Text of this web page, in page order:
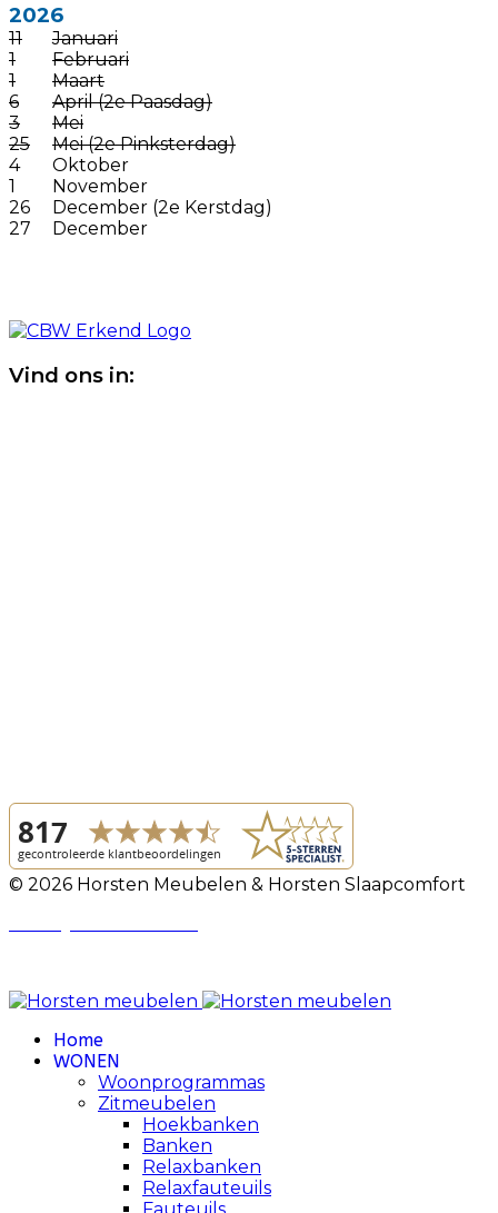
2026
11
Januari
1
Februari
1
Maart
6
April (2e Paasdag)
3
Mei
25
Mei (2e Pinksterdag)
4
Oktober
1
November
26
December (2e Kerstdag)
27
December
Vind ons in:
© 2026 Horsten Meubelen & Horsten Slaapcomfort
Home
WONEN
Woonprogrammas
Zitmeubelen
Hoekbanken
Banken
Relaxbanken
Relaxfauteuils